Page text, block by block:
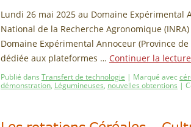
Lundi 26 mai 2025 au Domaine Expérimental
National de la Recherche Agronomique
Domaine Expérimental Annoceur (Province
dédiée aux plateformes … Continuer la lecture
Publié dans Transfert de technologie | Marqué avec
démonstration, Légumineuses, nouvelles obtentions |